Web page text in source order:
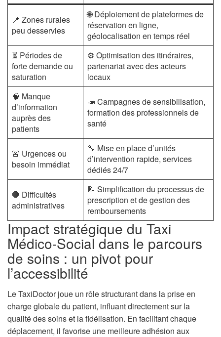
📍 Zones rurales
peu desservies
🌐 Déploiement de plateformes de
réservation en ligne,
géolocalisation en temps réel
⏳ Périodes de
forte demande ou
saturation
⚙️ Optimisation des itinéraires,
partenariat avec des acteurs
locaux
🧠 Manque
d’information
auprès des
patients
📣 Campagnes de sensibilisation,
formation des professionnels de
santé
🚨 Urgences ou
besoin immédiat
🔧 Mise en place d’unités
d’intervention rapide, services
dédiés 24/7
🛑 Difficultés
administratives
📝 Simplification du processus de
prescription et de gestion des
remboursements
Impact stratégique du Taxi
Médico-Social dans le parcours
de soins : un pivot pour
l’accessibilité
Le TaxiDoctor joue un rôle structurant dans la prise en
charge globale du patient, influant directement sur la
qualité des soins et la fidélisation. En facilitant chaque
déplacement, il favorise une meilleure adhésion aux